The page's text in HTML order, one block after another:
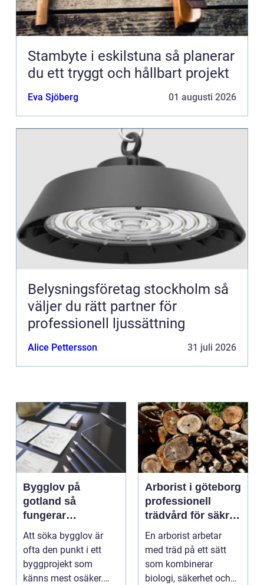
Stambyte i eskilstuna så planerar
du ett tryggt och hållbart projekt
Eva Sjöberg 01 augusti 2026
Belysningsföretag stockholm så
väljer du rätt partner för
professionell ljussättning
Alice Pettersson 31 juli 2026
Bygglov på
gotland så
fungerar
processen från idé
till godkänt beslut
Att söka bygglov är
ofta den punkt i ett
byggprojekt som
känns mest osäker.
Arborist i göteborg
professionell
trädvård för säkra
och friska träd
En arborist arbetar
med träd på ett sätt
som kombinerar
biologi, säkerhet och